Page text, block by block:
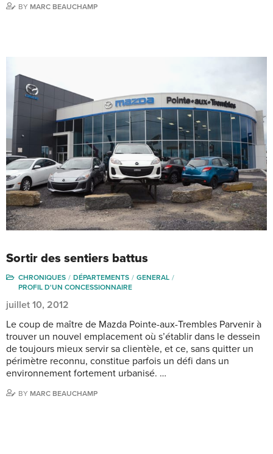
BY MARC BEAUCHAMP
Sortir des sentiers battus
CHRONIQUES DÉPARTEMENTS
GENERAL
PROFIL D'UN CONCESSIONNAIRE
juillet 10, 2012
Le coup de maître de Mazda Pointe-aux-Trembles Parvenir à
trouver un nouvel emplacement où s’établir dans le dessein
de toujours mieux servir sa clientèle, et ce, sans quitter un
périmètre reconnu, constitue parfois un défi dans un
environnement fortement urbanisé. …
BY MARC BEAUCHAMP